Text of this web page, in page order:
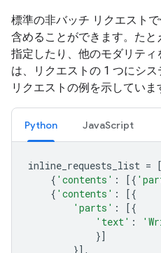
標準の非バッチ リクエスト
含めることができます。た
指定したり、他のモダリテ
は、リクエストの 1 つにシ
リクエストの例を示していま
Python JavaScript
inline_requests_list = [
{ 'contents' : [{
{ 'contents' :
[{
'parts' :
[{
'text' :
}]
}],